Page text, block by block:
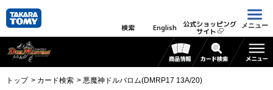
検索 English 公式ショッピング
サイト
メニュー
トップ カード検索 悪魔神ドルバロム(DMRP17 13A/20)